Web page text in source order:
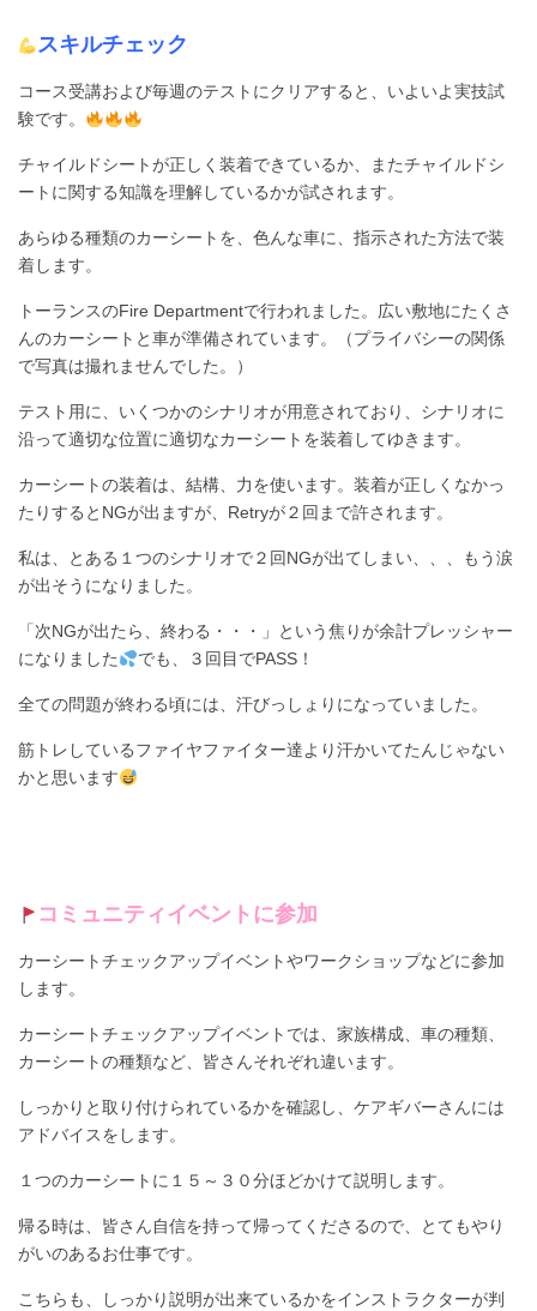
スキルチェック
コース受講および毎週のテストにクリアすると、いよいよ実技試
験です。
チャイルドシートが正しく装着できているか、またチャイルドシ
ートに関する知識を理解しているかが試されます。
あらゆる種類のカーシートを、色んな車に、指示された方法で装
着します。
トーランスのFire Departmentで行われました。広い敷地にたくさ
んのカーシートと車が準備されています。（プライバシーの関係
で写真は撮れませんでした。）
テスト用に、いくつかのシナリオが用意されており、シナリオに
沿って適切な位置に適切なカーシートを装着してゆきます。
カーシートの装着は、結構、力を使います。装着が正しくなかっ
たりするとNGが出ますが、Retryが２回まで許されます。
私は、とある１つのシナリオで２回NGが出てしまい、、、もう涙
が出そうになりました。
「次NGが出たら、終わる・・・」という焦りが余計プレッシャー
になりました
でも、３回目でPASS！
全ての問題が終わる頃には、汗びっしょりになっていました。
筋トレしているファイヤファイター達より汗かいてたんじゃない
かと思います
コミュニティイベントに参加
カーシートチェックアップイベントやワークショップなどに参加
します。
カーシートチェックアップイベントでは、家族構成、車の種類、
カーシートの種類など、皆さんそれぞれ違います。
しっかりと取り付けられているかを確認し、ケアギバーさんには
アドバイスをします。
１つのカーシートに１５～３０分ほどかけて説明します。
帰る時は、皆さん自信を持って帰ってくださるので、とてもやり
がいのあるお仕事です。
こちらも、しっかり説明が出来ているかをインストラクターが判